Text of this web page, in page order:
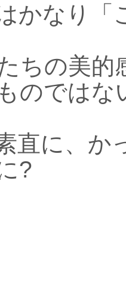
かなり「
ちの美
のではな
直に、か
?